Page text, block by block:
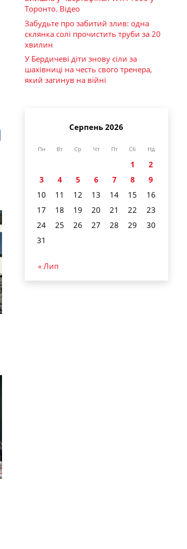
Торонто. Відео
Забудьте про забитий злив: одна
склянка солі прочистить труби за 20
хвилин
У Бердичеві діти знову сіли за
шахівниці на честь свого тренера,
який загинув на війні
Серпень 2026
Пн Вт Ср Чт Пт Сб Нд
1
2
3
4 5 6 7 8
9
10
11 12 13 14 15
16
17
18 19 20 21 22
23
24
25 26 27 28 29
30
31
« Лип